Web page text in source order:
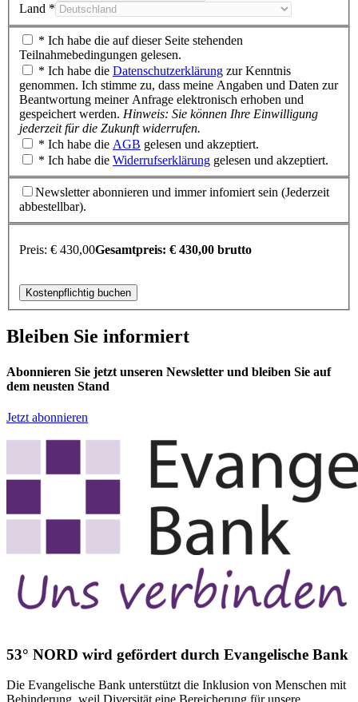
Land *
* Ich habe die auf dieser Seite stehenden
Teilnahmebedingungen gelesen.
* Ich habe die Datenschutzerklärung zur Kenntnis
genommen. Ich stimme zu, dass meine Angaben und Daten zur
Beantwortung meiner Anfrage elektronisch erhoben und
gespeichert werden. Hinweis: Sie können Ihre Einwilligung
jederzeit für die Zukunft widerrufen.
* Ich habe die AGB gelesen und akzeptiert.
* Ich habe die Widerrufserklärung gelesen und akzeptiert.
Newsletter abonnieren und immer infomiert sein (Jederzeit
abbestellbar).
Preis: € 430,00Gesamtpreis: € 430,00 brutto
Bleiben Sie informiert
Abonnieren Sie jetzt unseren Newsletter und bleiben Sie auf
dem neusten Stand
Jetzt abonnieren
53° NORD wird gefördert durch Evangelische Bank
Die Evangelische Bank unterstützt die Inklusion von Menschen mit